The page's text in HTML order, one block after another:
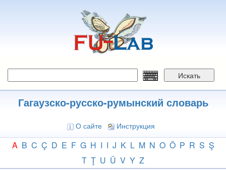
Искать
Гагаузско-русско-румынский словарь
О сайте Инструкция
A B C Ç D E F G H I I J K L M N O Ö P R S Ş
T Ţ U Ü V Y Z